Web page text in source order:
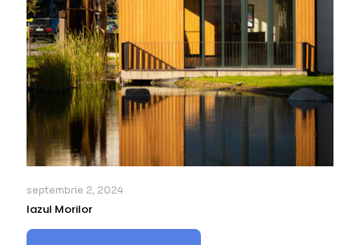
septembrie 2, 2024
Iazul Morilor